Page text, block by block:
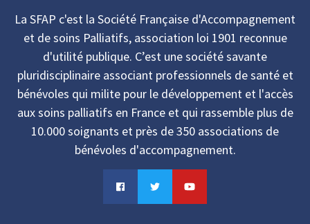
La SFAP c'est la Société Française d'Accompagnement
et de soins Palliatifs, association loi 1901 reconnue
d'utilité publique. C’est une société savante
pluridisciplinaire associant professionnels de santé et
bénévoles qui milite pour le développement et l'accès
aux soins palliatifs en France et qui rassemble plus de
10.000 soignants et près de 350 associations de
bénévoles d'accompagnement.